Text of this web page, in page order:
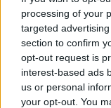
processing of your
targeted
section to confirm
opt-out request is
interest-based ads
us or personal
your opt-out. You
MAGYAR ÉPÍTŐK
Útépítés